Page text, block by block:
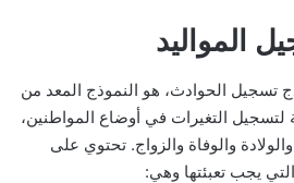
بنموذج تسجيل الحوادث، هو النموذج المعد من
لتسجيل التغيرات في أوضاع المواطنين،
والوفاة والزواج. تحتوي على
يجب تعبئتها وهي: